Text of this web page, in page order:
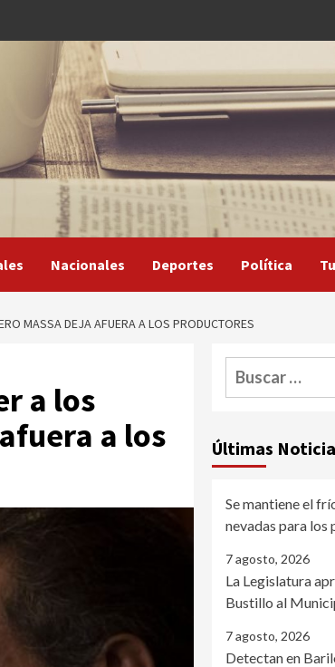
Nacionales Deportes Política
MASSA DEJA AFUERA A LOS PRODUCTORES
a los
a los
Buscar:
Últimas
Se mantiene el
nevadas para los
7 agosto, 2026
La Legislatura
Bustillo al
7 agosto, 2026
Detectan en